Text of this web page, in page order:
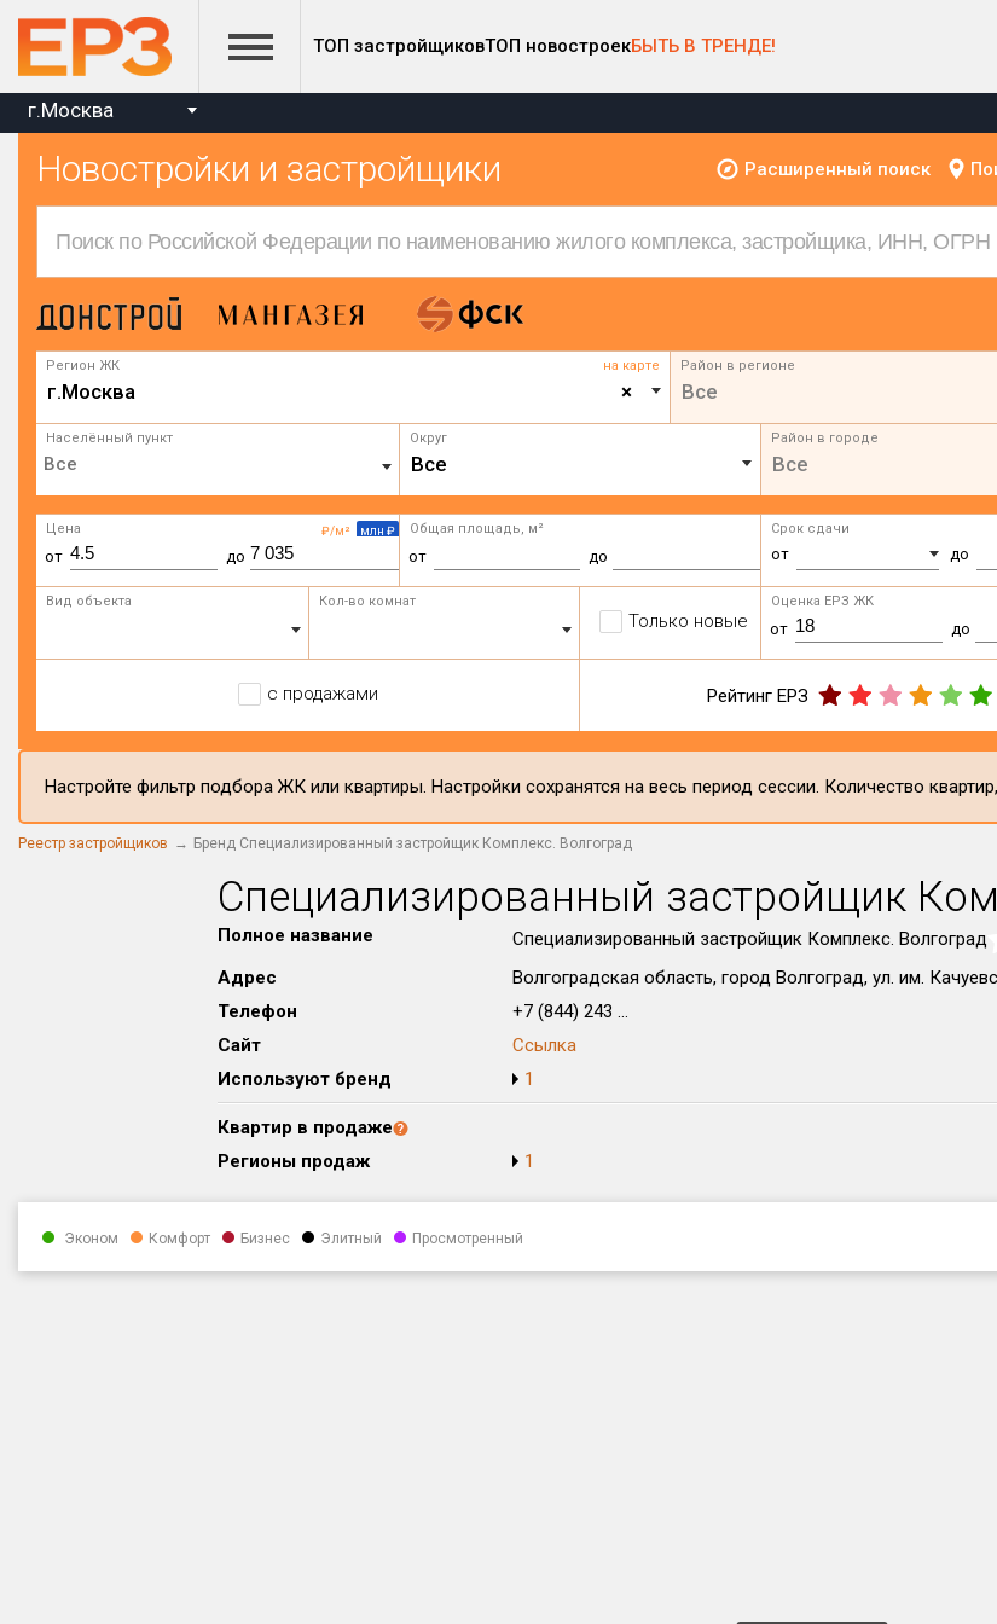
ТОП застройщиковТОП новостроекБЫТЬ В ТРЕНДЕ!
г.Москва
Новостройки и застройщики Расширенный поиск
Регион ЖК на карте
×
г.Москва
Район в регионе
Все
Населённый пункт Округ
Все
Район в городе
Все
₽/м² млн ₽
Цена
от до
Общая площадь, м²
от до
Срок сдачи
от до
Вид объекта Кол-во комнат
Только новые
Оценка ЕРЗ ЖК
от до
с продажами Рейтинг ЕРЗ
Настройте фильтр подбора ЖК или квартиры. Настройки сохранятся на весь период сессии. Количество
Реестр застройщиков Бренд Специализированный застройщик Комплекс. Волгоград
Специализированный застройщик
Полное название
Специализированный застройщик Комплекс. Волгоград
Адрес
Волгоградская область, город Волгоград, ул. им.
Телефон
+7 (844) 243 ...
Сайт
Ссылка
Используют бренд
1
Квартир в продаже
Регионы продаж
1
Эконом Комфорт Бизнес Элитный Просмотренный